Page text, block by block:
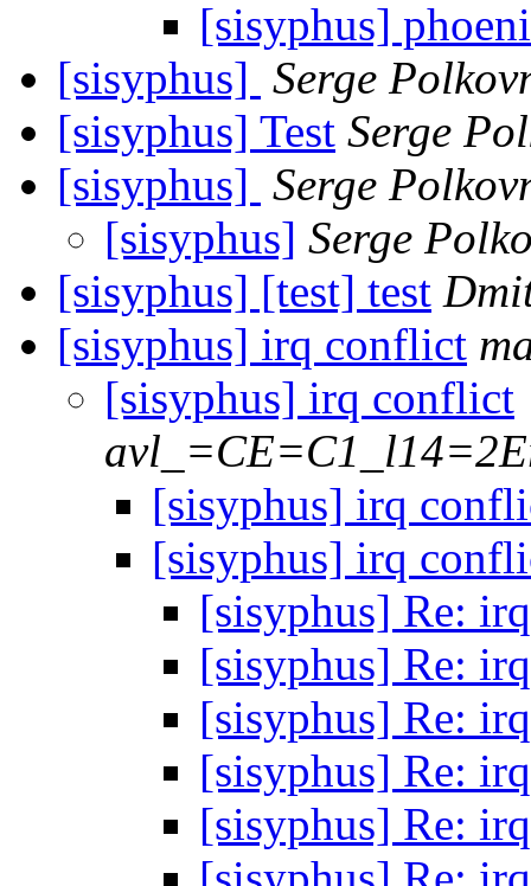
[sisyphus]
[sisyphus] Serge
[sisyphus] Test Serge
[sisyphus] Serge
[sisyphus] Serge
[sisyphus] [test] test
[sisyphus] irq conflict
[sisyphus] irq conflict
[sisyphus] irq
[sisyphus] irq
[sisyphus] Re:
[sisyphus] Re:
[sisyphus] Re:
[sisyphus] Re:
[sisyphus] Re: